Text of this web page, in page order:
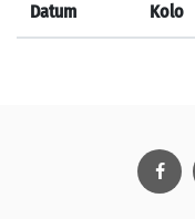
Datum Kolo